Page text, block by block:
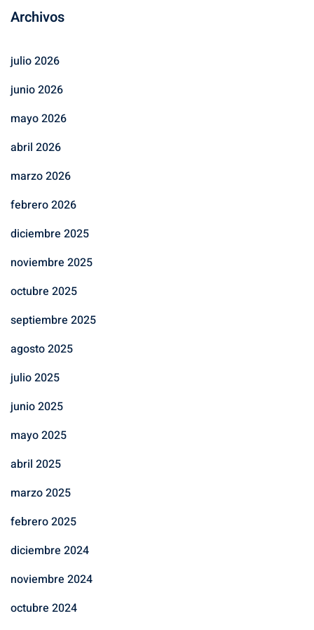
Archivos
julio 2026
junio 2026
mayo 2026
abril 2026
marzo 2026
febrero 2026
diciembre 2025
noviembre 2025
octubre 2025
septiembre 2025
agosto 2025
julio 2025
junio 2025
mayo 2025
abril 2025
marzo 2025
febrero 2025
diciembre 2024
noviembre 2024
octubre 2024